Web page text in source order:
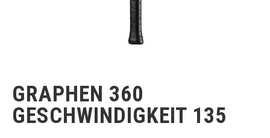
Bildgalerie
springen
GRAPHEN 360
GESCHWINDIGKEIT 135